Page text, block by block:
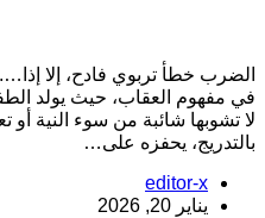
خطأ تربوي فادح، إلا إذا….
مفهوم العقاب، حيث يولد
تشوبها شائبة من سوء النية أو
يحفزه على…
editor-x
يناير 20, 2026